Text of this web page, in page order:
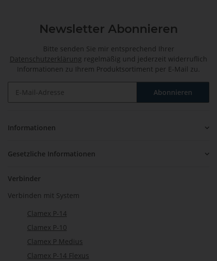
Newsletter Abonnieren
Bitte senden Sie mir entsprechend Ihrer
Datenschutzerklärung regelmäßig und jederzeit widerruflich
Informationen zu Ihrem Produktsortiment per E-Mail zu.
Abonnieren
Informationen
Gesetzliche Informationen
Verbinder
Verbinden mit System
Clamex P-14
Clamex P-10
Clamex P Medius
Clamex P-14 Flexus